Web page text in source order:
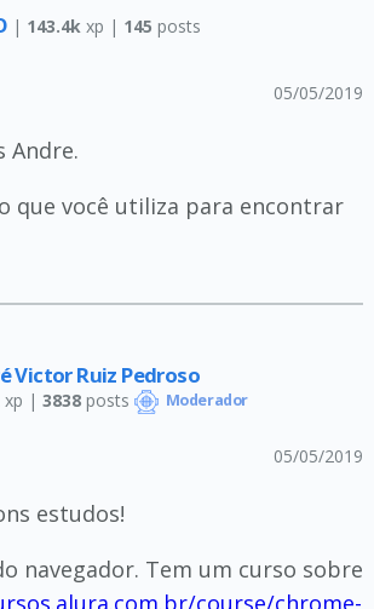
| 143.4k xp | 145 posts
05/05/2019
Andre.
que você utiliza para encontrar
Victor Ruiz Pedroso
xp | 3838posts Moderador
05/05/2019
estudos!
navegador. Tem um curso sobre
course/chrome-